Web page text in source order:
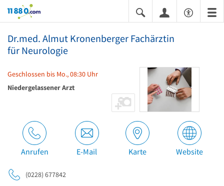
11880.com
Dr.med. Almut Kronenberger Fachärztin
für Neurologie
Geschlossen bis Mo., 08:30 Uhr
Niedergelassener Arzt
Anrufen E-Mail Karte Website
(0228) 677842